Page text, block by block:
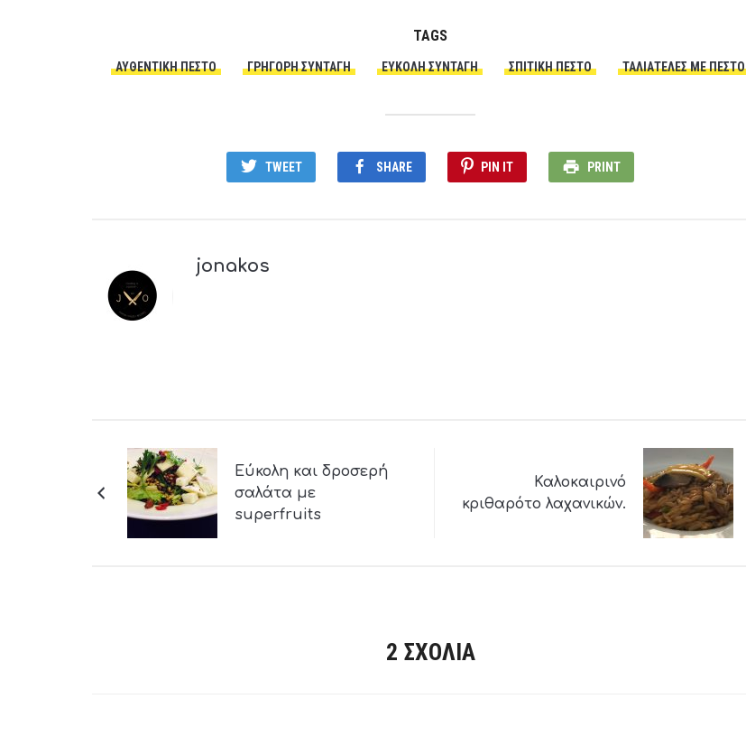
TAGS
ΑΥΘΕΝΤΙΚΉ ΠΈΣΤΟ ΓΡΗΓΟΡΗ ΣΥΝΤΑΓΗ ΕΥΚΟΛΗ ΣΥΝΤΑΓΗ ΣΠΙΤΙΚΉ ΠΈΣΤΟ ΤΑΛΙΑΤΕΛΕΣ ΜΕ ΠΈΣΤΟ
TWEET SHARE PIN IT PRINT
jonakos
Εύκολη και δροσερή
σαλάτα με
superfruits
Καλοκαιρινό
κριθαρότο λαχανικών.
2 ΣΧΌΛΙΑ